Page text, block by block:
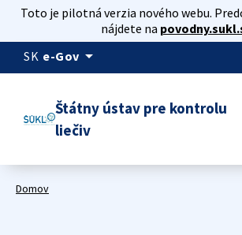
Toto je pilotná verzia nového webu.
nájdete na
SK e-Gov arrow_drop_down
Štátny ústav pre kontrolu
liečiv
Domov